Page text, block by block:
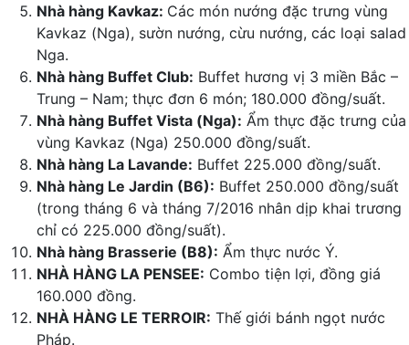
Nhà hàng Kavkaz: Các món nướng đặc trưng vùng
Kavkaz (Nga), sườn nướng, cừu nướng, các loại salad
Nga.
Nhà hàng Buffet Club: Buffet hương vị 3 miền Bắc –
Trung – Nam; thực đơn 6 món; 180.000 đồng/suất.
Nhà hàng Buffet Vista (Nga): Ẩm thực đặc trưng của
vùng Kavkaz (Nga) 250.000 đồng/suất.
Nhà hàng La Lavande: Buffet 225.000 đồng/suất.
Nhà hàng Le Jardin (B6): Buffet 250.000 đồng/suất
(trong tháng 6 và tháng 7/2016 nhân dịp khai trương
chỉ có 225.000 đồng/suất).
Nhà hàng Brasserie (B8): Ẩm thực nước Ý.
NHÀ HÀNG LA PENSEE: Combo tiện lợi, đồng giá
160.000 đồng.
NHÀ HÀNG LE TERROIR: Thế giới bánh ngọt nước
Pháp.